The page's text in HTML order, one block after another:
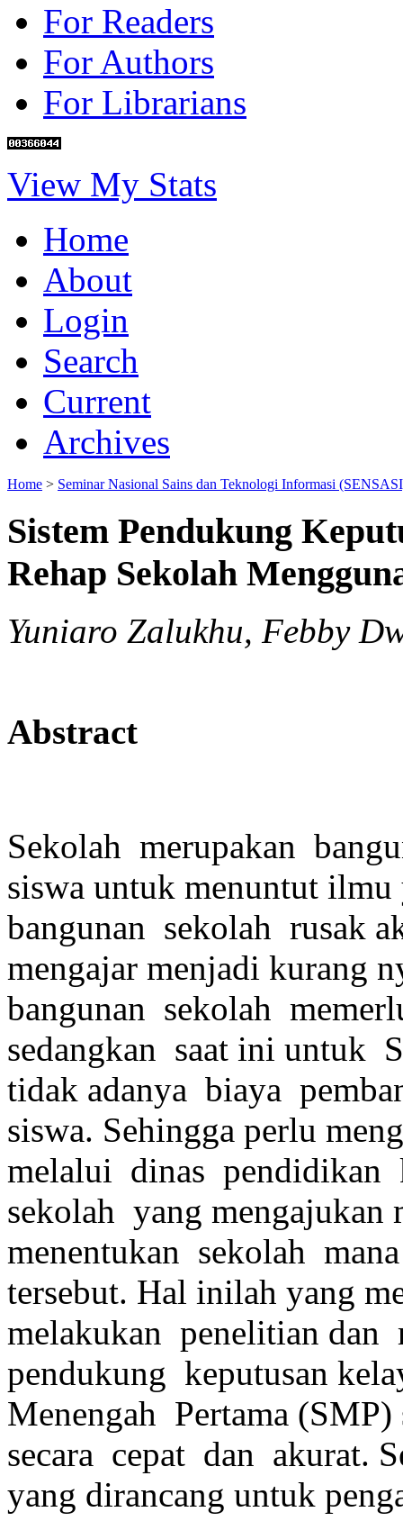
For Readers
For Authors
For Librarians
View My Stats
Home
About
Login
Search
Current
Archives
Home > Seminar Nasional Sains dan Teknologi Informasi
Sistem Pendukung
Rehap Sekolah
Yuniaro Zalukhu, Febby
Abstract
Sekolah merupakan
siswa untuk menuntut
bangunan sekolah rusak
mengajar menjadi kurang
bangunan sekolah
sedangkan saat ini untuk
tidak adanya biaya
siswa. Sehingga perlu
melalui dinas pendidikan
sekolah yang
menentukan sekolah
tersebut. Hal inilah yang
melakukan penelitian dan
pendukung keputusan
Menengah Pertama
secara cepat dan akurat.
yang dirancang untuk